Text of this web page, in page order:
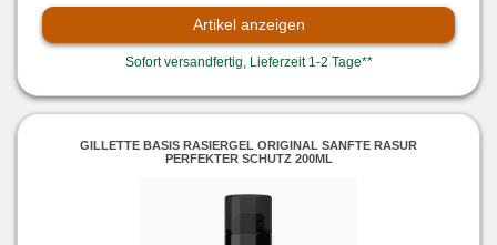
Artikel anzeigen
Sofort versandfertig, Lieferzeit 1-2 Tage**
GILLETTE BASIS RASIERGEL ORIGINAL SANFTE RASUR
PERFEKTER SCHUTZ 200ML